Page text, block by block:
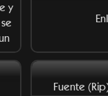
y
Fuente